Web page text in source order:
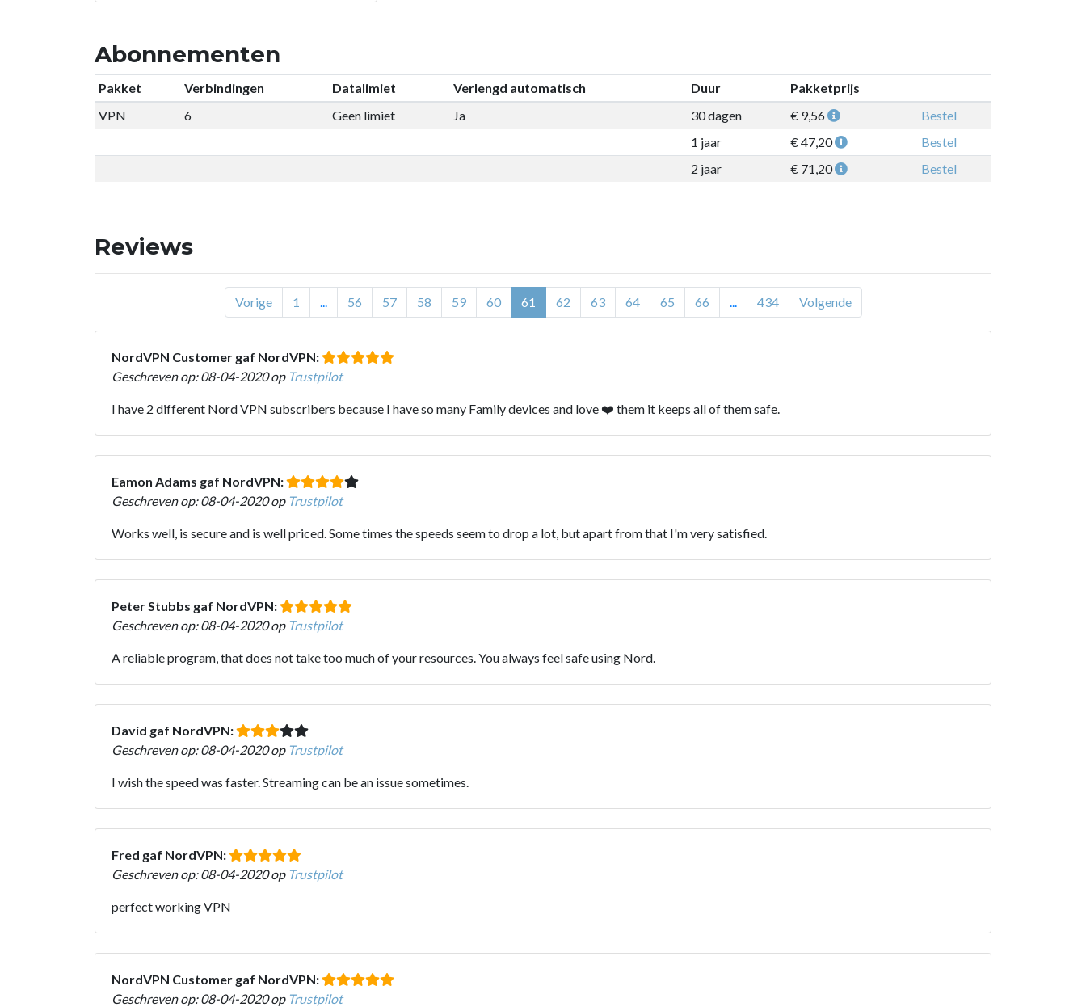
Abonnementen
Pakket Verbindingen Datalimiet Verlengd automatisch Duur
Pakketprijs
VPN
6 Geen limiet Ja 30 dagen € 9,56
Bestel
1 jaar
€ 47,20
Bestel
2 jaar
€ 71,20 Bestel
Reviews
Vorige 1 56 57 58 59 60 61 62 63 64 65 66 434 Volgende
NordVPN Customer gaf NordVPN:
Geschreven op: 08-04-2020 op Trustpilot
I have 2 different Nord VPN subscribers because I have so many Family devices and love ❤️ them it keeps all of them safe.
Eamon Adams gaf NordVPN:
Geschreven op: 08-04-2020 op Trustpilot
Works well, is secure and is well priced. Some times the speeds seem to drop a lot, but apart from that I'm very satisfied.
Peter Stubbs gaf NordVPN:
Geschreven op: 08-04-2020 op Trustpilot
A reliable program, that does not take too much of your resources. You always feel safe using Nord.
David gaf NordVPN:
Geschreven op: 08-04-2020 op Trustpilot
I wish the speed was faster. Streaming can be an issue sometimes.
Fred gaf NordVPN:
Geschreven op: 08-04-2020 op Trustpilot
perfect working VPN
NordVPN Customer gaf NordVPN:
Geschreven op: 08-04-2020 op Trustpilot